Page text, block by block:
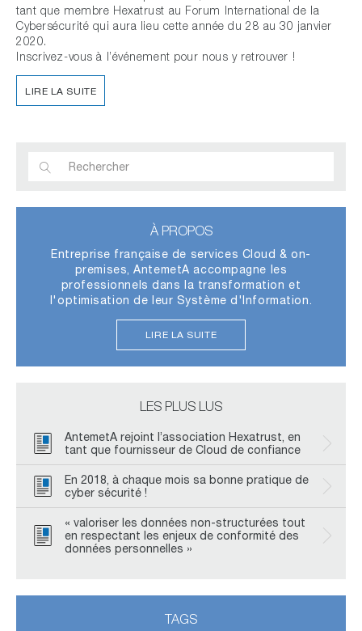
tant que membre Hexatrust au Forum International de la
Cybersécurité qui aura lieu cette année du 28 au 30 janvier
2020.
Inscrivez-vous à l’événement pour nous y retrouver !
LIRE LA SUITE
À PROPOS
Entreprise française de services Cloud & on-
premises, AntemetA accompagne les
professionnels dans la transformation et
l'optimisation de leur Système d'Information.
LIRE LA SUITE
LES PLUS LUS
AntemetA rejoint l’association Hexatrust, en
tant que fournisseur de Cloud de confiance
En 2018, à chaque mois sa bonne pratique de
cyber sécurité !
« valoriser les données non-structurées tout
en respectant les enjeux de conformité des
données personnelles »
TAGS